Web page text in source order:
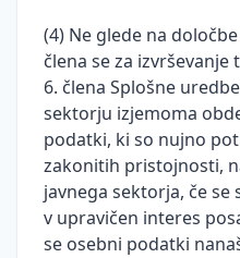
(4) Ne glede na
člena se za
6. člena Splošne
sektorju izjemoma
podatki, ki so nujno
zakonitih pristojnosti,
javnega sektorja, če se
v upravičen interes
se osebni podatki